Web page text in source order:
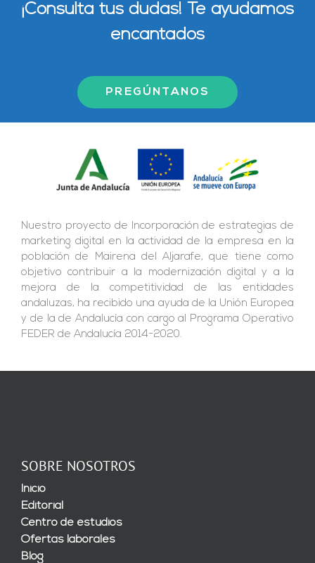
¡Consulta tus dudas! Te ayudamos
encantados
PREGÚNTANOS
Nuestro proyecto de Incorporación de estrategias de
marketing digital en la actividad de la empresa en la
población de Mairena del Aljarafe, que tiene como
objetivo contribuir a la modernización digital y a la
mejora de la competitividad de las entidades
andaluzas, ha recibido una ayuda de la Unión Europea
y de la de Andalucía con cargo al Programa Operativo
FEDER de Andalucía 2014-2020.
SOBRE NOSOTROS
Inicio
Editorial
Centro de estudios
Ofertas laborales
Blog